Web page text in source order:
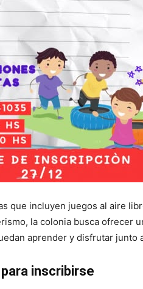
que incluyen juegos al aire
la colonia busca ofrecer
aprender y disfrutar junto
inscribirse